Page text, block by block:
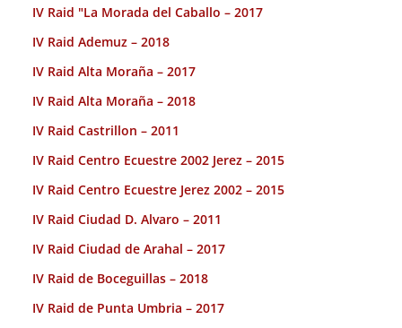
IV Raid "La Morada del Caballo – 2017
IV Raid Ademuz – 2018
IV Raid Alta Moraña – 2017
IV Raid Alta Moraña – 2018
IV Raid Castrillon – 2011
IV Raid Centro Ecuestre 2002 Jerez – 2015
IV Raid Centro Ecuestre Jerez 2002 – 2015
IV Raid Ciudad D. Alvaro – 2011
IV Raid Ciudad de Arahal – 2017
IV Raid de Boceguillas – 2018
IV Raid de Punta Umbria – 2017